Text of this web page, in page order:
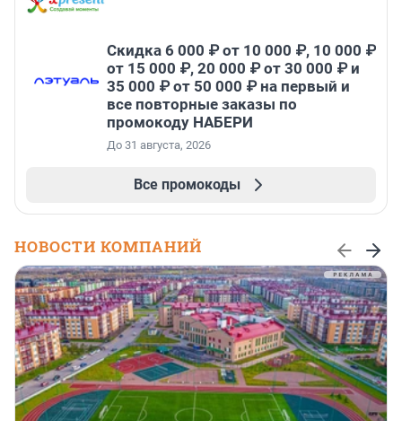
Скидка 6 000 ₽ от 10 000 ₽, 10 000 ₽
от 15 000 ₽, 20 000 ₽ от 30 000 ₽ и
35 000 ₽ от 50 000 ₽ на первый и
все повторные заказы по
промокоду НАБЕРИ
До 31 августа, 2026
Все промокоды
НОВОСТИ КОМПАНИЙ